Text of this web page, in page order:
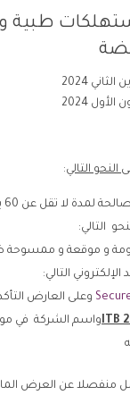
طبية
التالي:
التالي:
و موقعة و ممسوحة
التالي:
وعلى العارض
ITBواسم الشركة في
منفصلا عن العرض